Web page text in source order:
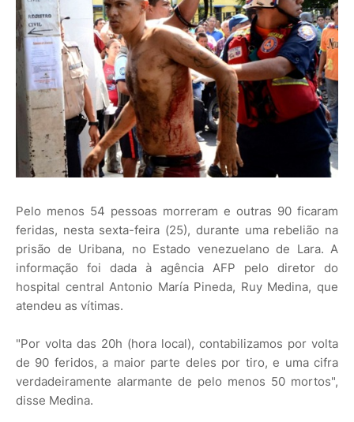
Pelo menos 54 pessoas morreram e outras 90 ficaram
feridas, nesta sexta-feira (25), durante uma rebelião na
prisão de Uribana, no Estado venezuelano de Lara. A
informação foi dada à agência AFP pelo diretor do
hospital central Antonio María Pineda, Ruy Medina, que
atendeu as vítimas.
"Por volta das 20h (hora local), contabilizamos por volta
de 90 feridos, a maior parte deles por tiro, e uma cifra
verdadeiramente alarmante de pelo menos 50 mortos",
disse Medina.